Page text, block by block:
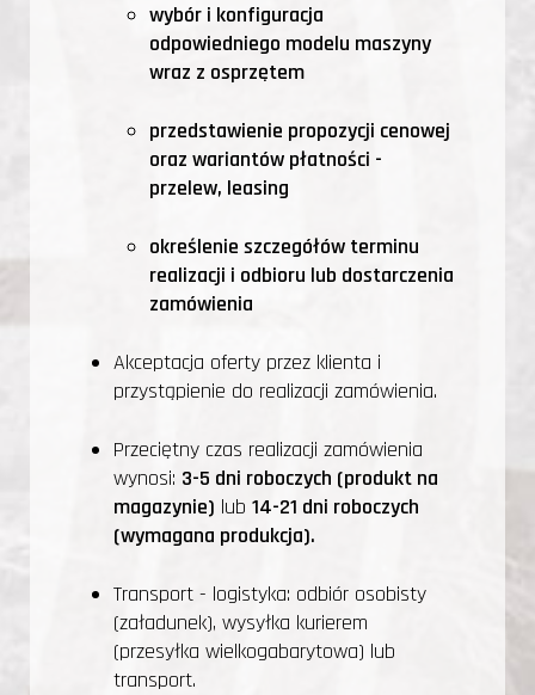
wybór i konfiguracja
odpowiedniego modelu maszyny
wraz z osprzętem
przedstawienie propozycji cenowej
oraz wariantów płatności -
przelew, leasing
określenie szczegółów terminu
realizacji i odbioru lub dostarczenia
zamówienia
Akceptacja oferty przez klienta i
przystąpienie do realizacji zamówienia.
Przeciętny czas realizacji zamówienia
wynosi: 3-5 dni roboczych (produkt na
magazynie) lub 14-21 dni roboczych
(wymagana produkcja).
Transport - logistyka: odbiór osobisty
(załadunek), wysyłka kurierem
(przesyłka wielkogabarytowa) lub
transport.